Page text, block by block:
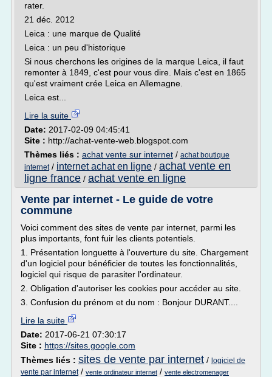
rater.
21 déc. 2012
Leica : une marque de Qualité
Leica : un peu d'historique
Si nous cherchons les origines de la marque Leica, il faut
remonter à 1849, c'est pour vous dire. Mais c'est en 1865
qu'est vraiment crée Leica en Allemagne.
Leica est...
Lire la suite
Date: 2017-02-09 04:45:41
Site : http://achat-vente-web.blogspot.com
Thèmes liés : achat vente sur internet / achat boutique
internet/ internet achat en ligne / achat vente en
ligne france / achat vente en ligne
Vente par internet - Le guide de votre
commune
Voici comment des sites de vente par internet, parmi les
plus importants, font fuir les clients potentiels.
1. Présentation longuette à l'ouverture du site. Chargement
d'un logiciel pour bénéficier de toutes les fonctionnalités,
logiciel qui risque de parasiter l'ordinateur.
2. Obligation d'autoriser les cookies pour accéder au site.
3. Confusion du prénom et du nom : Bonjour DURANT....
Lire la suite
Date: 2017-06-21 07:30:17
Site : https://sites.google.com
Thèmes liés : sites de vente par internet / logiciel de
vente par internet/ vente ordinateur internet / vente electromenager